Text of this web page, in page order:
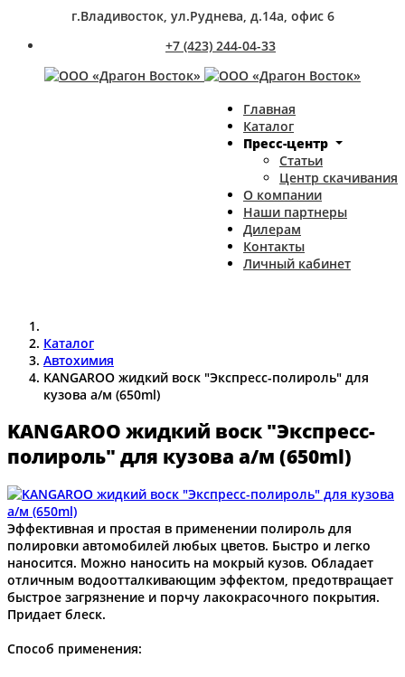
г.Владивосток, ул.Руднева, д.14а, офис 6
+7 (423) 244-04-33
Главная
Каталог
Пресс-центр
Статьи
Центр скачивания
О компании
Наши партнеры
Дилерам
Контакты
Личный кабинет
Каталог
Автохимия
KANGAROO жидкий воск "Экспресс-полироль" для
кузова а/м (650ml)
KANGAROO жидкий воск "Экспресс-
полироль" для кузова а/м (650ml)
Эффективная и простая в применении полироль для
полировки автомобилей любых цветов. Быстро и легко
наносится. Можно наносить на мокрый кузов. Обладает
отличным водоотталкивающим эффектом, предотвращает
быстрое загрязнение и порчу лакокрасочного покрытия.
Придает блеск.
Способ применения: